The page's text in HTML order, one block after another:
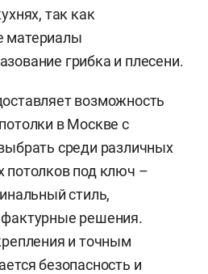
так как
материалы
грибка и плесени.
возможность
в Москве с
среди различных
потолков под ключ –
стиль,
решения.
и точным
безопасность и